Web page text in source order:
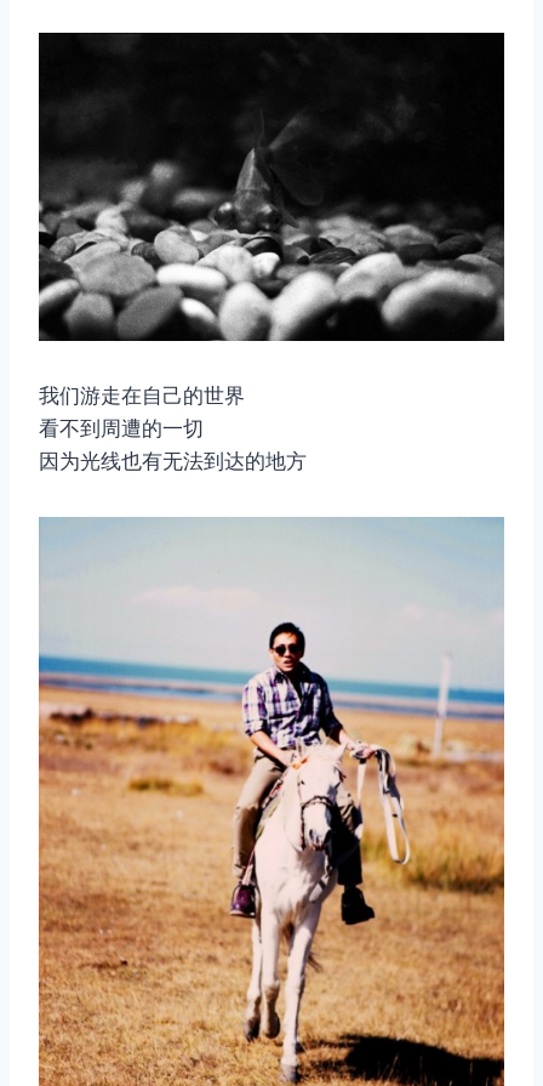
我们游走在自己的世界
看不到周遭的一切
因为光线也有无法到达的地方